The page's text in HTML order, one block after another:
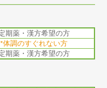
期薬・漢方希望の方
*体調のすぐれない方
期薬・漢方希望の方